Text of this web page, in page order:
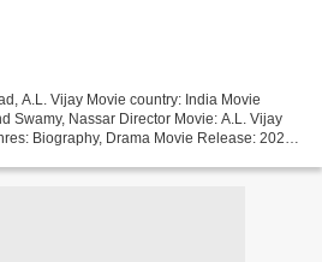
A.L. Vijay Movie country: India Movie
Swamy, Nassar Director Movie: A.L. Vijay
Biography, Drama Movie Release: 2021